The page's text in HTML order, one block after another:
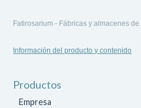
Fatirosarium - Fábricas y almacenes
Información del producto y contenido
Productos
Empresa